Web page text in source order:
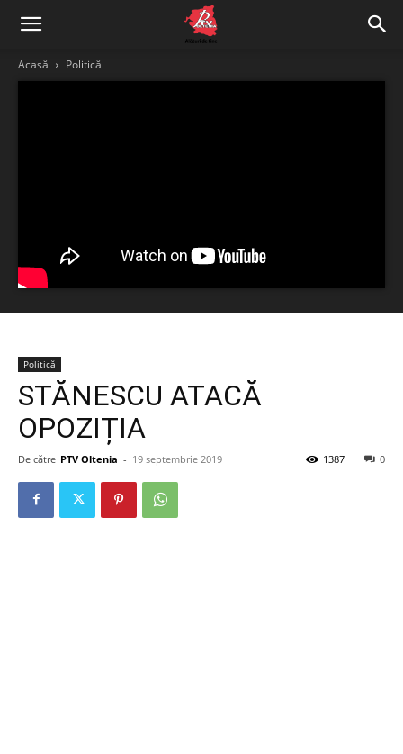
Acasă Politică
Politică
STĂNESCU ATACĂ
OPOZIȚIA
De către PTV Oltenia - 19 septembrie 2019 0
1387